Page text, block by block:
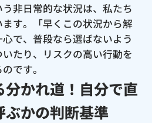
非日常的な状況は、私たち
す。「早くこの状況から解
で、普段なら選ばないよう
たり、リスクの高い行動を
です。
かれ道！自分で直
ぶかの判断基準